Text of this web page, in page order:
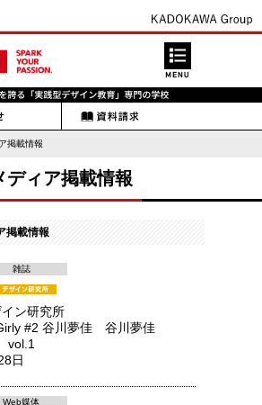
掲載情報
ディア掲載情報
掲載情報
雑誌
ン研究所
#2 谷川夢佳 谷川夢佳
vol.1
日
Web媒体